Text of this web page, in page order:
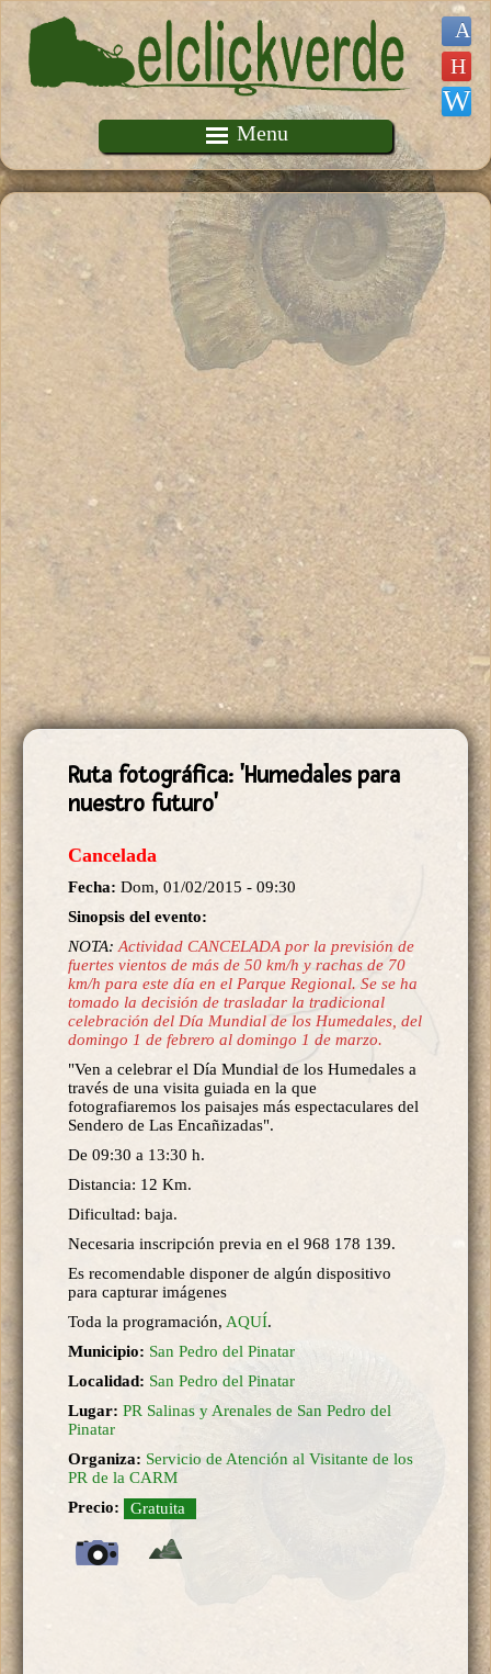
Pasar al contenido principal
Menu
Ruta fotográfica: 'Humedales para
nuestro futuro'
Cancelada
Fecha: Dom, 01/02/2015 - 09:30
Sinopsis del evento:
NOTA: Actividad CANCELADA por la previsión de
fuertes vientos de más de 50 km/h y rachas de 70
km/h para este día en el Parque Regional. Se se ha
tomado la decisión de trasladar la tradicional
celebración del Día Mundial de los Humedales, del
domingo 1 de febrero al domingo 1 de marzo.
"Ven a celebrar el Día Mundial de los Humedales a
través de una visita guiada en la que
fotografiaremos los paisajes más espectaculares del
Sendero de Las Encañizadas".
De 09:30 a 13:30 h.
Distancia: 12 Km.
Dificultad: baja.
Necesaria inscripción previa en el 968 178 139.
Es recomendable disponer de algún dispositivo
para capturar imágenes
Toda la programación, AQUÍ.
Municipio: San Pedro del Pinatar
Localidad: San Pedro del Pinatar
Lugar: PR Salinas y Arenales de San Pedro del
Pinatar
Organiza: Servicio de Atención al Visitante de los
PR de la CARM
Precio:
Gratuita